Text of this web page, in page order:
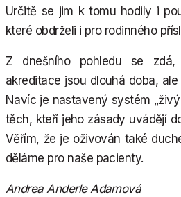
Určitě se jim k tomu hodily i
které obdrželi i pro rodinného
Z dnešního pohledu se
akreditace jsou dlouhá doba,
Navíc je nastavený systém
těch, kteří jeho zásady uvádějí
Věřím, že je oživován také
děláme pro naše pacienty.
Andrea Anderle Adamová